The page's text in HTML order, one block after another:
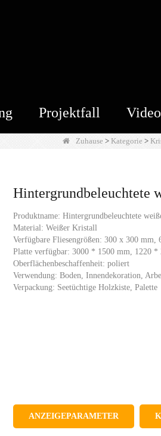
Projektfall Video
Zuhause > Kategorie >
Hintergrundbeleuchtete
Produktname: Hintergrundbeleuchtete
Material: Weißer Kristall
Verfügbare Fliesengrößen: 300 x 300
Platte verfügbar: 3000 * 1500 mm, 1220 *
Oberflächenbeschaffenheit: poliert
Verwendung: Boden, Innendekoration,
Verpackung: Seetüchtige Holzkiste, Palette
ANZEIGEPARAMETER